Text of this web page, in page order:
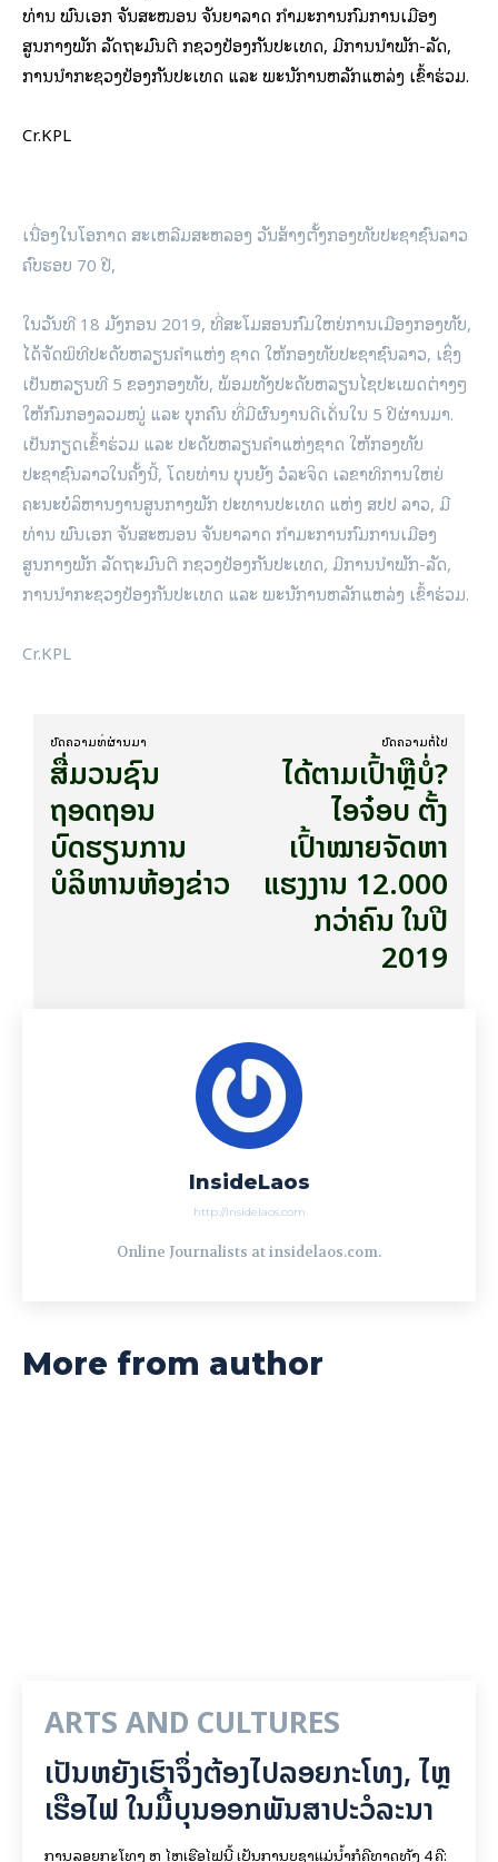
ທ່ານ ພົນເອກ ຈັນສະໝອນ ຈັນຍາລາດ ກຳມະການກົມການເມືອງ
ສູນກາງພັກ ລັດຖະມົນຕີ ກຊວງປ້ອງກັນປະເທດ, ມີການນຳພັກ-ລັດ,
ການນຳກະຊວງປ້ອງກັນປະເທດ ແລະ ພະນັການຫລັກແຫລ່ງ ເຂົ້າຮ່ວມ.
Cr.KPL
ເນື່ອງໃນໂອກາດ ສະເຫລີມສະຫລອງ ວັນສ້າງຕັ້ງກອງທັບປະຊາຊົນລາວ
ຄົບຮອບ 70 ປີ,
ໃນວັນທີ 18 ມັງກອນ 2019, ທີ່ສະໂມສອນກົມໃຫຍ່ການເມືອງກອງທັບ,
ໄດ້ຈັດພິທີປະດັບຫລຽນຄຳແຫ່ງ ຊາດ ໃຫ້ກອງທັບປະຊາຊົນລາວ, ເຊິ່ງ
ເປັນຫລຽນທີ 5 ຂອງກອງທັບ, ພ້ອມທັງປະດັບຫລຽນໄຊປະເພດຕ່າງໆ
ໃຫ້ກົມກອງລວມໝູ່ ແລະ ບຸກຄົນ ທີ່ມີຜົນງານດີເດັ່ນໃນ 5 ປີຜ່ານມາ.
ເປັນກຽດເຂົ້າຮ່ວມ ແລະ ປະດັບຫລຽນຄຳແຫ່ງຊາດ ໃຫ້ກອງທັບ
ປະຊາຊົນລາວໃນຄັ້ງນີ້, ໂດຍທ່ານ ບຸນຍັງ ວໍລະຈິດ ເລຂາທິການໃຫຍ່
ຄະນະບໍລິຫານງານສູນກາງພັກ ປະທານປະເທດ ແຫ່ງ ສປປ ລາວ, ມີ
ທ່ານ ພົນເອກ ຈັນສະໝອນ ຈັນຍາລາດ ກຳມະການກົມການເມືອງ
ສູນກາງພັກ ລັດຖະມົນຕີ ກຊວງປ້ອງກັນປະເທດ, ມີການນຳພັກ-ລັດ,
ການນຳກະຊວງປ້ອງກັນປະເທດ ແລະ ພະນັການຫລັກແຫລ່ງ ເຂົ້າຮ່ວມ.
Cr.KPL
ບົດ​ຄວາມ​ທີ່​ຜ່ານ​ມາ
ສື່ມວນຊົນ
ຖອດຖອນ
ບົດຮຽນການ
ບໍລິຫານຫ້ອງຂ່າວ
ບົດ​ຄວາມ​ຕໍ່​ໄປ
ໄດ້​ຕາມ​ເປົ້າ​ຫຼືບໍ່?
ໄອຈ໋ອບ ຕັ້ງ
ເປົ້າໝາຍຈັດຫາ
ແຮງງານ 12.000
ກວ່າຄົນ ໃນປີ
2019
InsideLaos
http://insidelaos.com
Online Journalists at insidelaos.com.
More from author
ARTS AND CULTURES
ເປັນ​ຫຍັງ​ເຮົາ​ຈຶ່ງ​ຕ້ອງ​ໄປລອຍ​ກະ​ໂທງ, ໄຫຼ​
ເຮືອ​ໄຟ ໃນ​ມື້​​ບຸນ​ອອກ​ພັນ​ສາ​ປະ​ວໍ​ລະ​ນາ
ການລອຍ​ກະ​ໂທງ ຫຼື ໄຫຼເຮືອໄຟນີ້ ເປັນການບູຊາແມ່ນໍ້າກໍຄືທາດທັງ 4 ຄື: